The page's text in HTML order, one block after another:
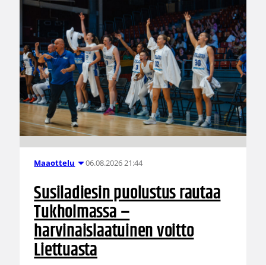
Maaottelu 06.08.2026 21:44
Susiladiesin puolustus rautaa
Tukholmassa –
harvinaislaatuinen voitto
Liettuasta